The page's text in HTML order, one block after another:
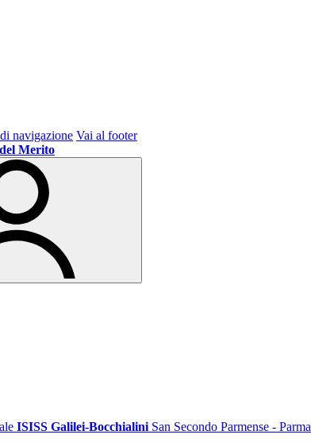
navigazione Vai al footer
Merito
ISISS Galilei-Bocchialini San Secondo Parmense - Parma